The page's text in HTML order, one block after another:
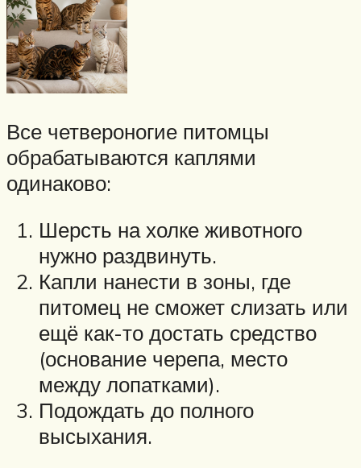
Все четвероногие питомцы
обрабатываются каплями
одинаково:
Шерсть на холке животного
нужно раздвинуть.
Капли нанести в зоны, где
питомец не сможет слизать или
ещё как-то достать средство
(основание черепа, место
между лопатками).
Подождать до полного
высыхания.